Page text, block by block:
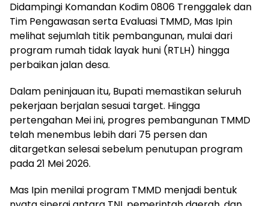
Didampingi Komandan Kodim 0806 Trenggalek dan
Tim Pengawasan serta Evaluasi TMMD, Mas Ipin
melihat sejumlah titik pembangunan, mulai dari
program rumah tidak layak huni (RTLH) hingga
perbaikan jalan desa.
Dalam peninjauan itu, Bupati memastikan seluruh
pekerjaan berjalan sesuai target. Hingga
pertengahan Mei ini, progres pembangunan TMMD
telah menembus lebih dari 75 persen dan
ditargetkan selesai sebelum penutupan program
pada 21 Mei 2026.
Mas Ipin menilai program TMMD menjadi bentuk